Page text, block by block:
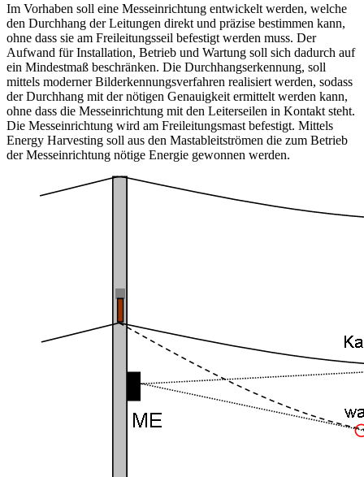
Im Vorhaben soll eine Messeinrichtung entwickelt werden, welche
den Durchhang der Leitungen direkt und präzise bestimmen kann,
ohne dass sie am Freileitungsseil befestigt werden muss. Der
Aufwand für Installation, Betrieb und Wartung soll sich dadurch auf
ein Mindestmaß beschränken. Die Durchhangserkennung, soll
mittels moderner Bilderkennungsverfahren realisiert werden, sodass
der Durchhang mit der nötigen Genauigkeit ermittelt werden kann,
ohne dass die Messeinrichtung mit den Leiterseilen in Kontakt steht.
Die Messeinrichtung wird am Freileitungsmast befestigt. Mittels
Energy Harvesting soll aus den Mastableitströmen die zum Betrieb
der Messeinrichtung nötige Energie gewonnen werden.